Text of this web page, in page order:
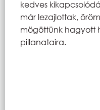
kedves
már lezajlottak,
mögöttünk hagyott
pillanataira.